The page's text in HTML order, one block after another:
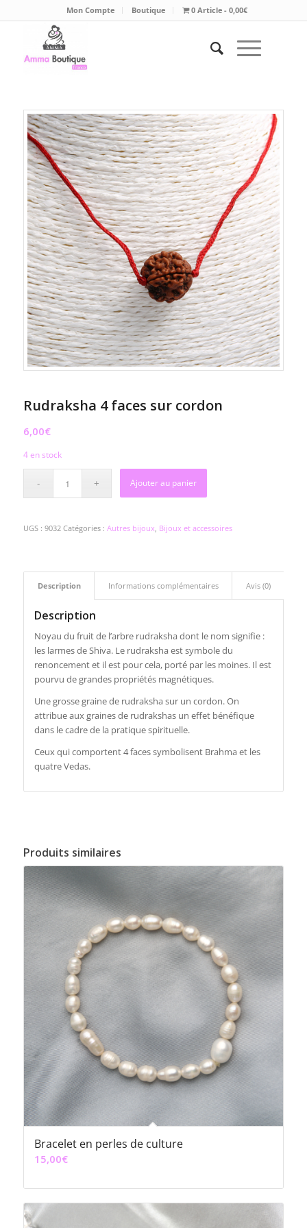
Mon Compte Boutique 0 Article 0,00€
Rudraksha 4 faces sur cordon
6,00€
4 en stock
Ajouter au panier
UGS : 9032 Catégories : Autres bijoux, Bijoux et accessoires
Description Informations complémentaires Avis (0)
Description
Noyau du fruit de l’arbre rudraksha dont le nom signifie :
les larmes de Shiva. Le rudraksha est symbole du
renoncement et il est pour cela, porté par les moines. Il est
pourvu de grandes propriétés magnétiques.
Une grosse graine de rudraksha sur un cordon. On
attribue aux graines de rudrakshas un effet bénéfique
dans le cadre de la pratique spirituelle.
Ceux qui comportent 4 faces symbolisent Brahma et les
quatre Vedas.
Produits similaires
Bracelet en perles de culture
15,00€